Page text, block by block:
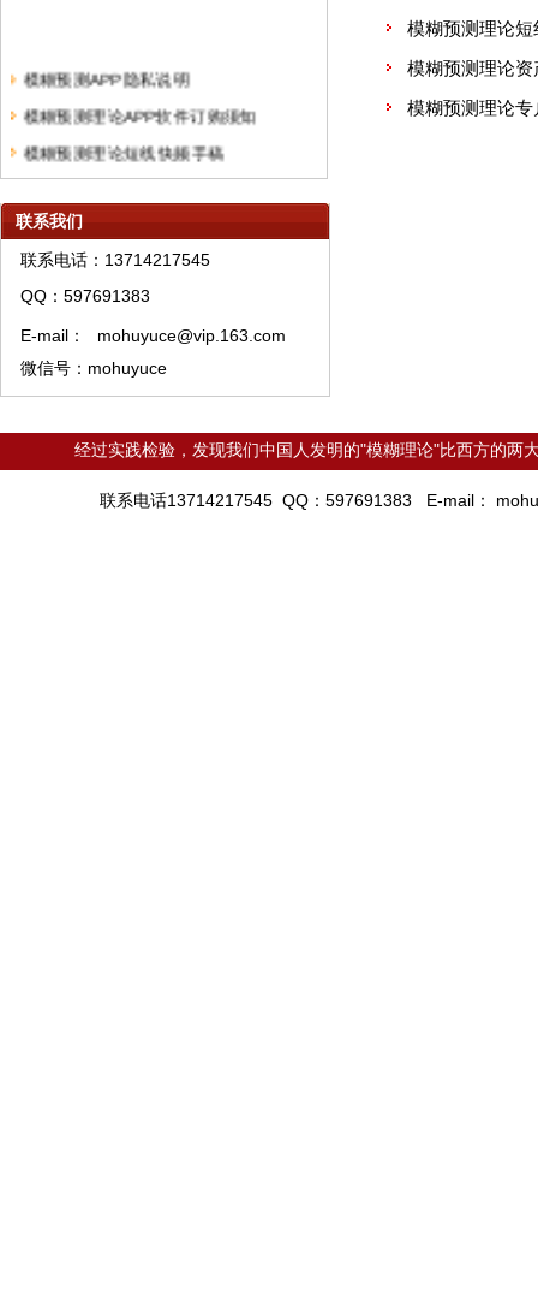
模糊预测APP隐私说明
模糊预测理论APP软件订购须知
模糊预测理论短线快频手稿
模糊预测系统中线股票精选
模糊预测理论资产管理须知
模糊预测理论特训须知
模糊预测系统培训教材购买须知
联系我们
联系电话：13714217545
QQ：597691383
E-mail：
mohuyuce@vip.163.com
微信号：mohuyuce
模糊预测理论
模糊预测理论
模糊预测理论
经过实践检验，发现我们中国人发明的"模糊理论"比西方的两
联系电话13714217545 QQ：597691383 E-mail：